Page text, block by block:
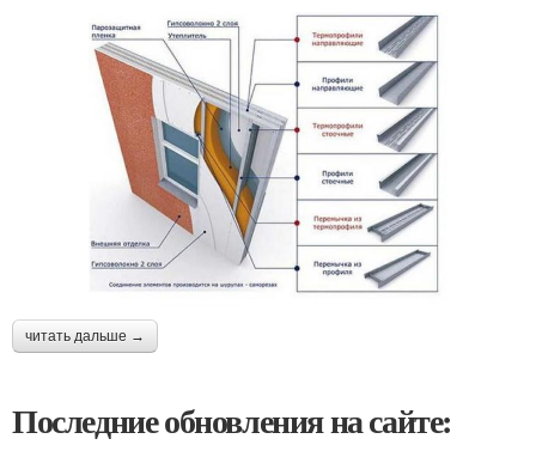
читать дальше →
Последние обновления на сайте: